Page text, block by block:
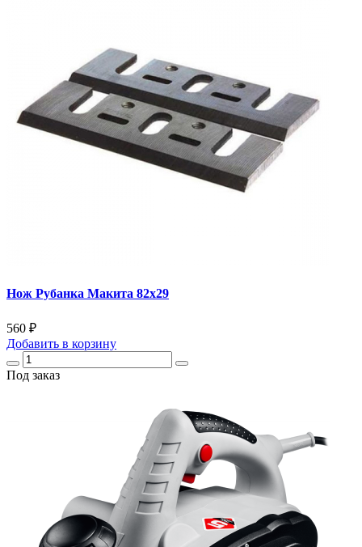
Нож Рубанка Макита 82х29
560 ₽
Добавить в корзину
Под заказ